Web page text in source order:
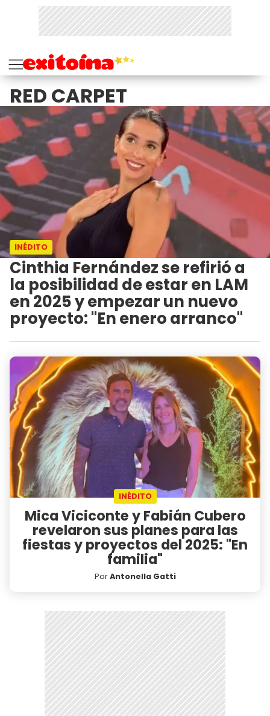
RED CARPET
INÉDITO
Cinthia Fernández se refirió a
la posibilidad de estar en LAM
en 2025 y empezar un nuevo
proyecto: "En enero arranco"
INÉDITO
Mica Viciconte y Fabián Cubero
revelaron sus planes para las
fiestas y proyectos del 2025: "En
familia"
PorAntonella Gatti